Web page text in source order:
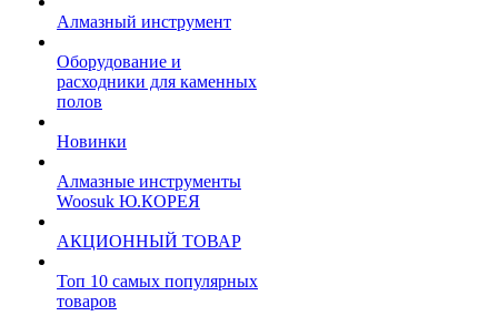
Алмазный инструмент
Оборудование и
расходники для каменных
полов
Новинки
Алмазные инструменты
Woosuk Ю.КОРЕЯ
АКЦИОННЫЙ ТОВАР
Топ 10 самых популярных
товаров